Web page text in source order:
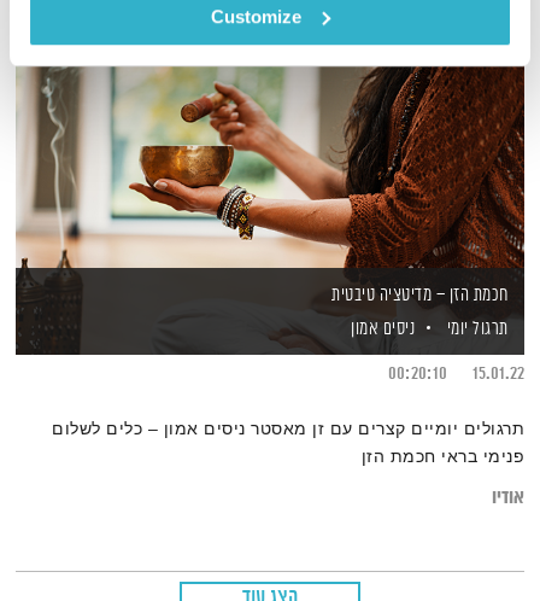
Customize
חכמת הזן – מדיטציה טיבטית
תרגול יומי
ניסים אמון
15.01.22
00:20:10
תרגולים יומיים קצרים עם זן מאסטר ניסים אמון – כלים לשלום
פנימי בראי חכמת הזן
אודיו